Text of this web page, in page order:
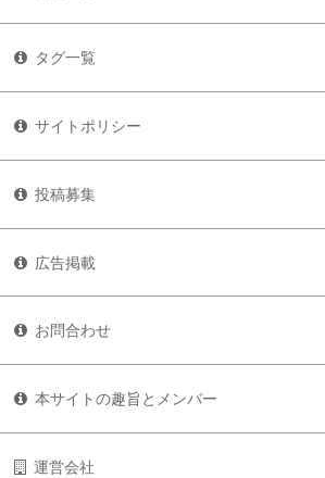
タグ一覧
サイトポリシー
投稿募集
広告掲載
お問合わせ
本サイトの趣旨とメンバー
運営会社